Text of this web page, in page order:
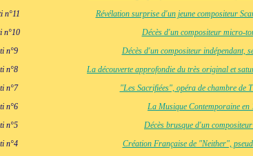
n°11
Révélation surprise d'un jeune compositeur
n°10
Décès d'un compositeur micro-
n°9
Décès d'un compositeur indépendant,
n°8
La découverte approfondie du très original et
n°7
"Les Sacrifiées", opéra de chambre de
n°6
La Musique Contemporaine en
n°5
Décès brusque d'un
n°4
Création Française de "Neither",